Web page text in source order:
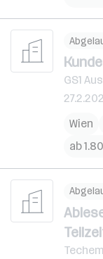
GS1
Wien
ab